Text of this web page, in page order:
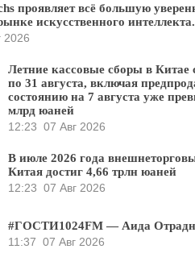
проявляет всё большую
искусственного интеллекта.
2026
Летние кассовые сборы в Китае
по 31 августа, включая
состоянию на 7 августа уже
млрд юаней
12:23 07 Авг 2026
В июле 2026 года
Китая достиг 4,66 трлн юаней
12:23 07 Авг 2026
#ГОСТИ1024FM — Аида
11:37 07 Авг 2026